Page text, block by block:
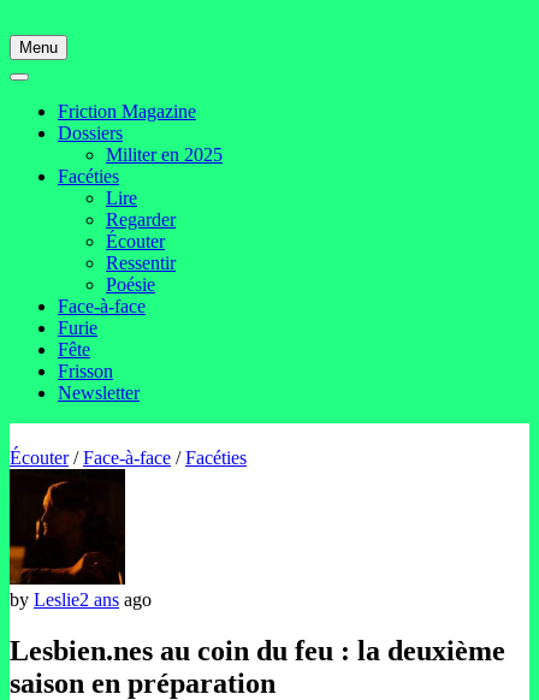
Menu
Friction Magazine
Dossiers
Militer en 2025
Facéties
Lire
Regarder
Écouter
Ressentir
Poésie
Face-à-face
Furie
Fête
Frisson
Newsletter
Écouter/Face-à-face /Facéties
by Leslie2 ans ago
Lesbien.nes au coin du feu : la deuxième
saison en préparation